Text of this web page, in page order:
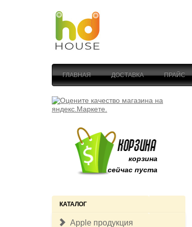
ГЛАВНАЯ ДОСТАВКА ПРАЙС
корзина
сейчас пуста
КАТАЛОГ
Apple продукция